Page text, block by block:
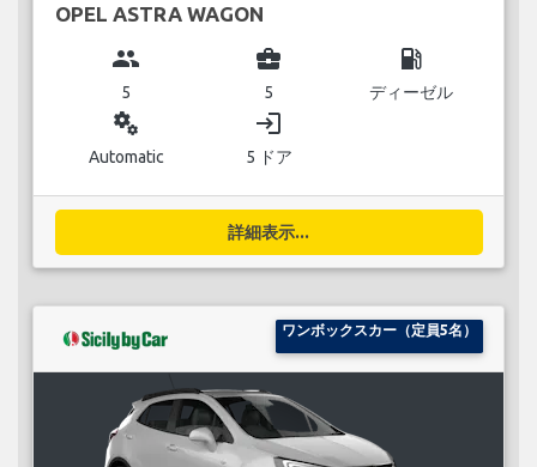
OPEL ASTRA WAGON
group
5
business_center
5
local_gas_station
ディーゼル
miscellaneous_services
Automatic
login
5 ドア
詳細表示...
ワンボックスカー（定員5名）